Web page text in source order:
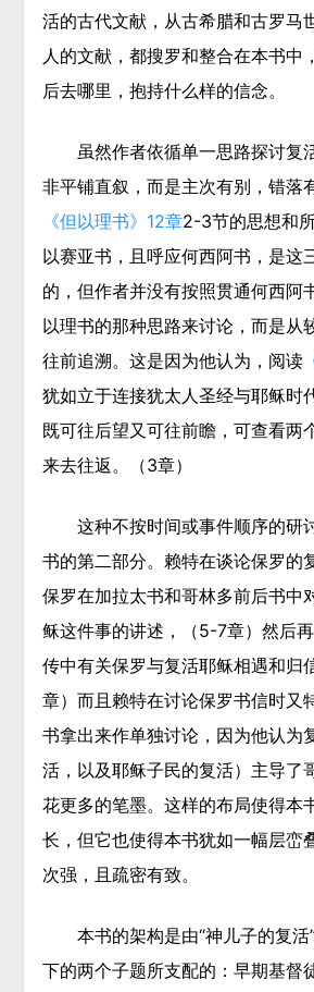
活的古代文献，从古希腊和古罗马
人的文献，都搜罗和整合在本书中
后去哪里，抱持什么样的信念。
虽然作者依循单一思路探讨复
非平铺直叙，而是主次有别，错落
《但以理书》12章2-3节的思想和
以赛亚书，且呼应何西阿书，是这
的，但作者并没有按照贯通何西阿
以理书的那种思路来讨论，而是从
往前追溯。这是因为他认为，阅读
犹如立于连接犹太人圣经与耶稣时
既可往后望又可往前瞻，可查看两
来去往返。（3章）
这种不按时间或事件顺序的研
书的第二部分。赖特在谈论保罗的
保罗在加拉太书和哥林多前后书中
稣这件事的讲述，（5-7章）然后
传中有关保罗与复活耶稣相遇和归
章）而且赖特在讨论保罗书信时又
书拿出来作单独讨论，因为他认为
活，以及耶稣子民的复活）主导了
花更多的笔墨。这样的布局使得本
长，但它也使得本书犹如一幅层峦
次强，且疏密有致。
本书的架构是由“神儿子的复
下的两个子题所支配的：早期基督